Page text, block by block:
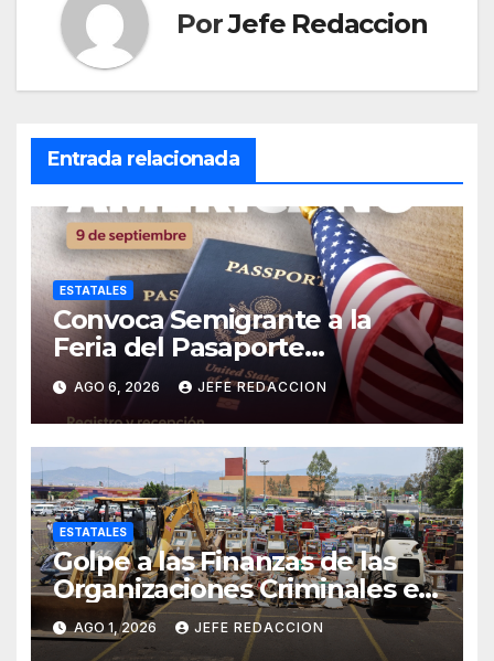
PorJefe Redaccion
Entrada relacionada
ESTATALES
Convoca Semigrante a la
Feria del Pasaporte
Estadounidense 2026
AGO 6, 2026 JEFE REDACCION
ESTATALES
Golpe a las Finanzas de las
Organizaciones Criminales en
Operativos
Interinstitucionales
AGO 1, 2026 JEFE REDACCION